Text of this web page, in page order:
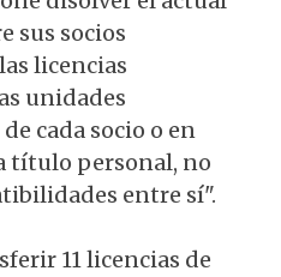
sus socios
licencias
unidades
cada socio o en
título personal, no
entre sí".
11 licencias de